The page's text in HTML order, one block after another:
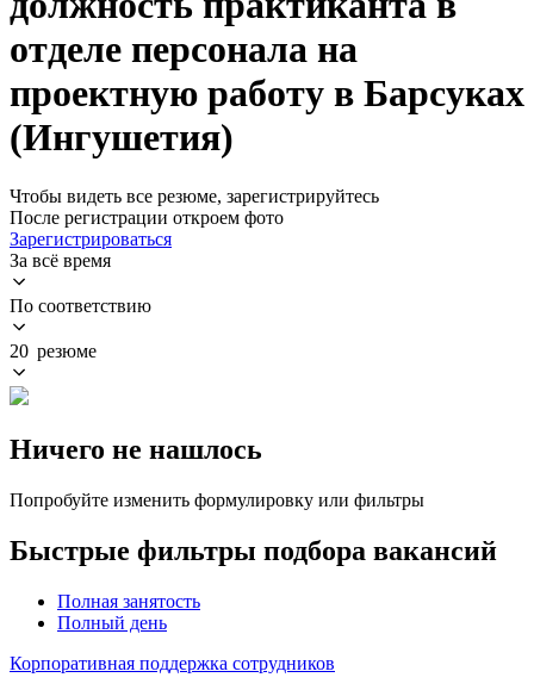
отделе персонала на
проектную работу в Барсуках
(Ингушетия)
Чтобы видеть все резюме, зарегистрируйтесь
После регистрации откроем фото
Зарегистрироваться
За всё время
По соответствию
20 резюме
Ничего не нашлось
Попробуйте изменить формулировку или фильтры
Быстрые фильтры подбора вакансий
Полная занятость
Полный день
Корпоративная поддержка сотрудников